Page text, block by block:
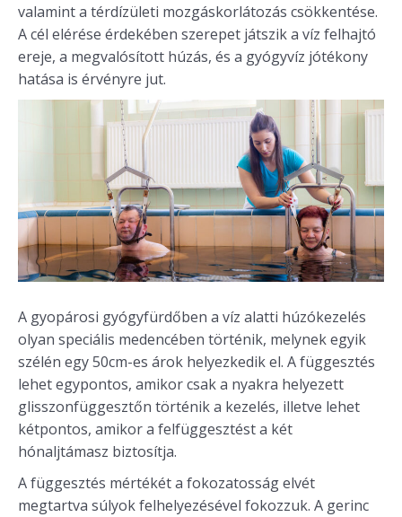
valamint a térdízületi mozgáskorlátozás csökkentése.
A cél elérése érdekében szerepet játszik a víz felhajtó
ereje, a megvalósított húzás, és a gyógyvíz jótékony
hatása is érvényre jut.
A gyopárosi gyógyfürdőben a víz alatti húzókezelés
olyan speciális medencében történik, melynek egyik
szélén egy 50cm-es árok helyezkedik el. A függesztés
lehet egypontos, amikor csak a nyakra helyezett
glisszonfüggesztőn történik a kezelés, illetve lehet
kétpontos, amikor a felfüggesztést a két
hónaljtámasz biztosítja.
A függesztés mértékét a fokozatosság elvét
megtartva súlyok felhelyezésével fokozzuk. A gerinc